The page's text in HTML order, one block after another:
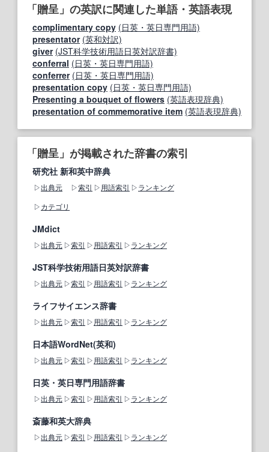
「贈呈」の英訳に関連した単語・英語表現
complimentary copy (日英・英日専門用語)
presentator (英和対訳)
giver (JST科学技術用語日英対訳辞書)
conferral (日英・英日専門用語)
conferrer (日英・英日専門用語)
presentation copy (日英・英日専門用語)
Presenting a bouquet of flowers (英語表現辞典)
presentation of commemorative item (英語表現辞典)
「贈呈」が掲載された辞書の索引
研究社 新和英中辞典
出典元 索引 用語索引
ランキング
カテゴリ
JMdict
出典元 索引 用語索引 ランキング
JST科学技術用語日英対訳辞書
出典元 索引 用語索引 ランキング
ライフサイエンス辞書
出典元 索引 用語索引 ランキング
日本語WordNet(英和)
出典元 索引 用語索引 ランキング
日英・英日専門用語辞書
出典元 索引 用語索引 ランキング
斎藤和英大辞典
出典元 索引 用語索引 ランキング